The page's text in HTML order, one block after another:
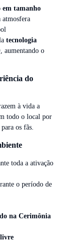
em tamanho
atmosfera
tecnologia
, aumentando o
do
à vida a
todo o local por
os fãs.
toda a ativação
o período de
na Cerimônia